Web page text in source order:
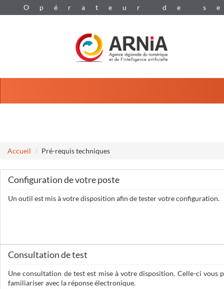
Accueil Pré-requis techniques
Configuration de votre poste
Un outil est mis à votre disposition afin de tester votre configuration.
Consultation de test
Une consultation de test est mise à votre disposition. Celle-ci
familiariser avec la réponse électronique.